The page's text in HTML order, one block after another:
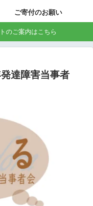
ご寄付のお願い
のご案内はこちら
達障害当事者